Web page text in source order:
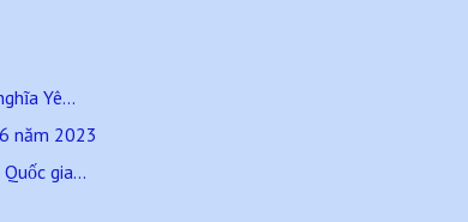
Yê...
năm 2023
gia...